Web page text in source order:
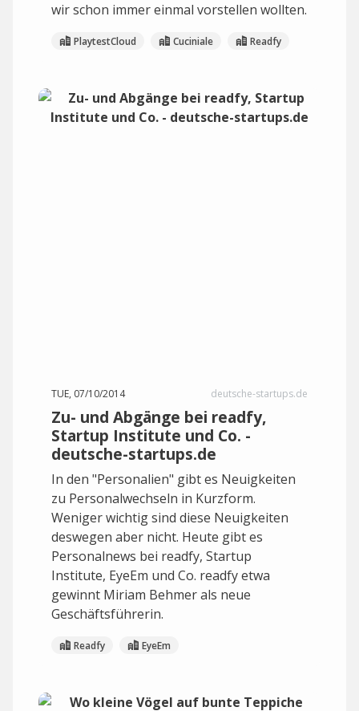
wir schon immer einmal vorstellen wollten.
PlaytestCloud Cuciniale Readfy
TUE, 07/10/2014 deutsche-startups.de
Zu- und Abgänge bei readfy,
Startup Institute und Co. -
deutsche-startups.de
In den "Personalien" gibt es Neuigkeiten
zu Personalwechseln in Kurzform.
Weniger wichtig sind diese Neuigkeiten
deswegen aber nicht. Heute gibt es
Personalnews bei readfy, Startup
Institute, EyeEm und Co. readfy etwa
gewinnt Miriam Behmer als neue
Geschäftsführerin.
Readfy EyeEm